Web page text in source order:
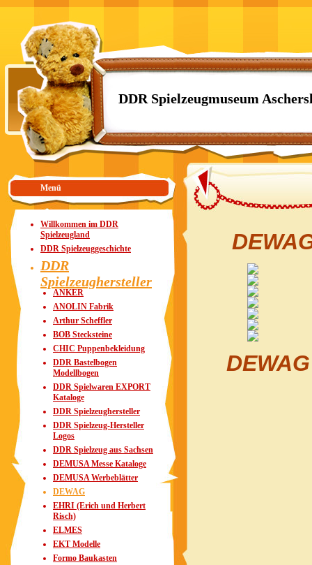
DDR Spielzeugmuseum
Menü
Willkommen im DDR
Spielzeugland
DDR Spielzeuggeschichte
DDR
Spielzeughersteller
ANKER
ANOLIN Fabrik
Arthur Scheffler
BOB Stecksteine
CHIC Puppenbekleidung
DDR Bastelbogen
Modellbogen
DDR Spielwaren EXPORT
Kataloge
DDR Spielzeughersteller
DDR Spielzeug-Hersteller
Logos
DDR Spielzeug aus Sachsen
DEMUSA Messe Kataloge
DEMUSA Werbeblätter
DEWAG
EHRI (Erich und Herbert
Risch)
ELMES
EKT Modelle
Formo Baukasten